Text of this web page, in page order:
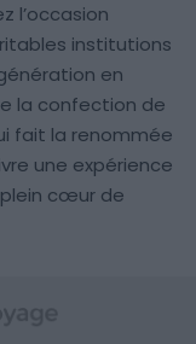
l’occasion
institutions
en
la confection de
fait la renommée
une expérience
cœur de